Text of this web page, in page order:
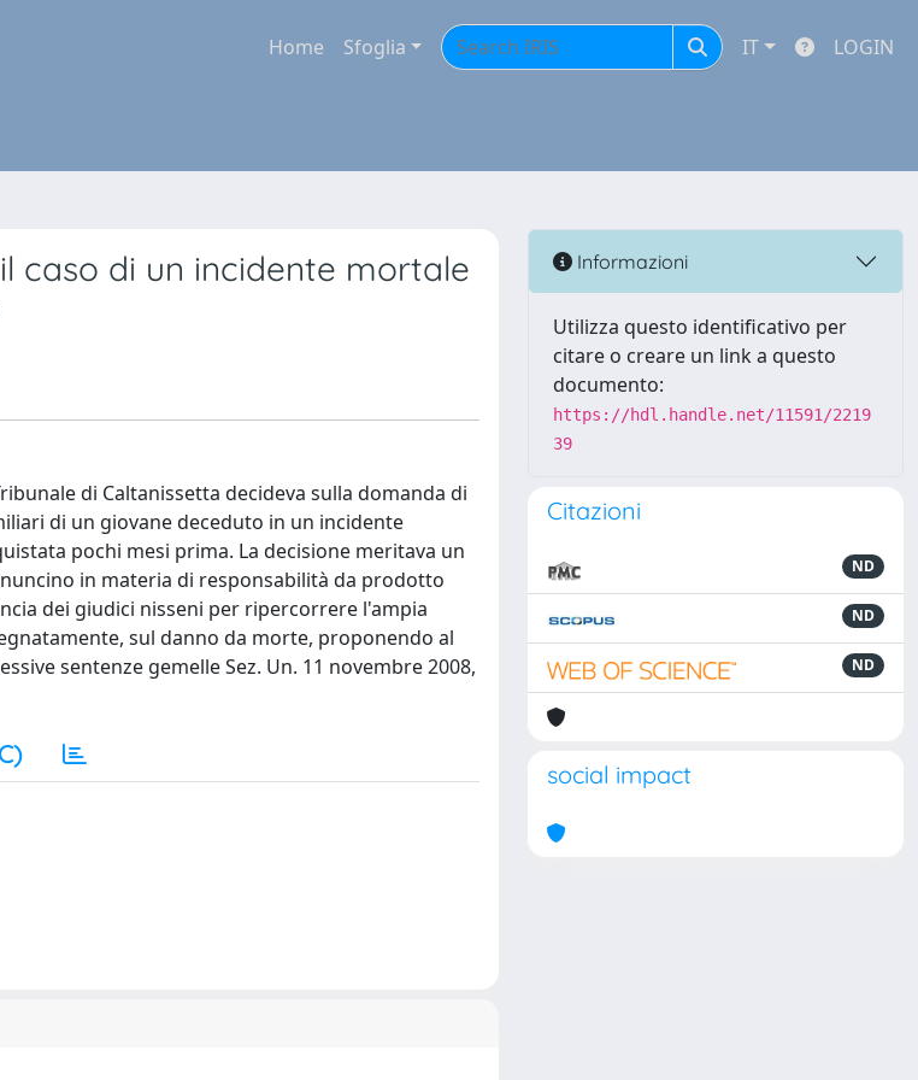
Home Sfoglia IT LOGIN
caso di un incidente mortale
di Caltanissetta decideva sulla domanda di
di un giovane deceduto in un incidente
pochi mesi prima. La decisione meritava un
in materia di responsabilità da prodotto
dei giudici nisseni per ripercorrere l'ampia
sul danno da morte, proponendo al
sentenze gemelle Sez. Un. 11 novembre 2008,
Informazioni
Utilizza questo identificativo per
citare o creare un link a questo
documento:
https://hdl.handle.net/11591/2219
39
Citazioni
ND
ND
ND
social impact